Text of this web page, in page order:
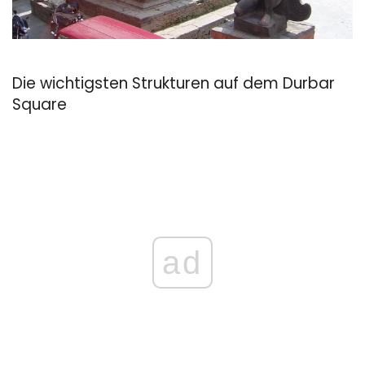
Die wichtigsten Strukturen auf dem Durbar
Square
ad